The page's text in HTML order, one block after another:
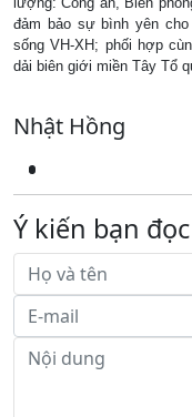
đảm bảo sự bình yên
sống VH-XH; phối hợp
dải biên giới miền Tây Tổ
Nhật Hồng
Ý kiến bạn đọc